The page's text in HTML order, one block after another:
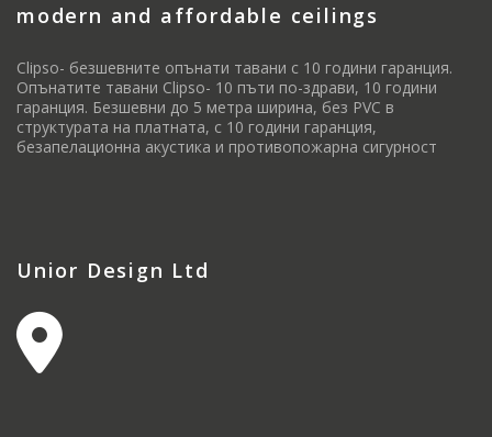
modern and affordable ceilings
Clipso- безшевните опънати тавани с 10 години гаранция.
Опънатите тавани Clipso- 10 пъти по-здрави, 10 години
гаранция. Безшевни до 5 метра ширина, без PVC в
структурата на платната, с 10 години гаранция,
безапелационна акустика и противопожарна сигурност
Unior Design Ltd